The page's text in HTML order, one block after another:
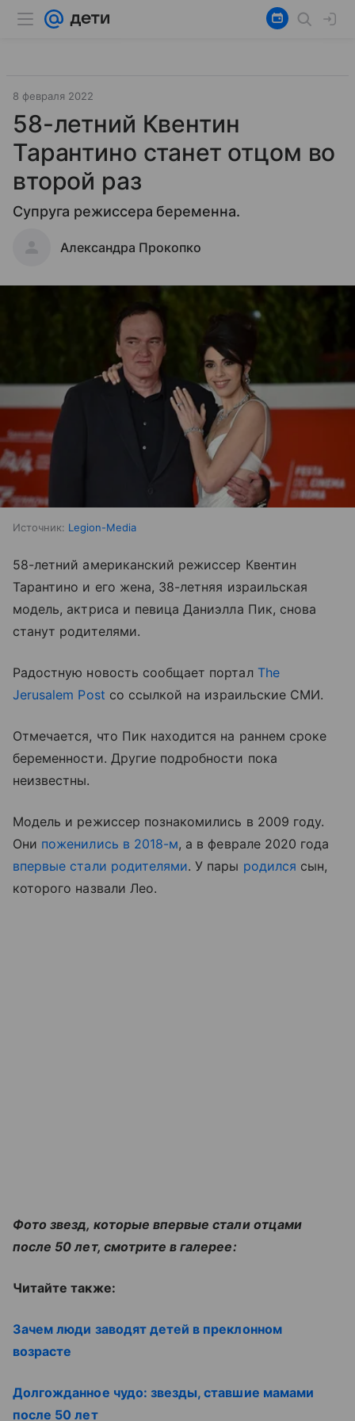
8 февраля 2022
58-летний Квентин
Тарантино станет отцом во
второй раз
Супруга режиссера беременна.
Александра Прокопко
Источник: Legion-Media
58-летний американский режиссер Квентин
Тарантино и его жена, 38-летняя израильская
модель, актриса и певица Даниэлла Пик, снова
станут родителями.
Радостную новость сообщает портал The
Jerusalem Post со ссылкой на израильские СМИ.
Отмечается, что Пик находится на раннем сроке
беременности. Другие подробности пока
неизвестны.
Модель и режиссер познакомились в 2009 году.
Они поженились в 2018-м, а в феврале 2020 года
впервые стали родителями. У пары родился сын,
которого назвали Лео.
Фото звезд, которые впервые стали отцами
после 50 лет, смотрите в галерее:
Читайте также:
Зачем люди заводят детей в преклонном
возрасте
Долгожданное чудо: звезды, ставшие мамами
после 50 лет